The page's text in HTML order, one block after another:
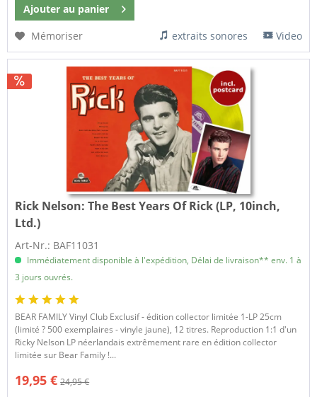
Ajouter au panier
Mémoriser
extraits sonores Video
Rick Nelson:The Best Years Of Rick (LP, 10inch,
Ltd.)
Art-Nr.: BAF11031
Immédiatement disponible à l'expédition, Délai de livraison** env. 1 à
3 jours ouvrés.
BEAR FAMILY Vinyl Club Exclusif - édition collector limitée 1-LP 25cm
(limité ? 500 exemplaires - vinyle jaune), 12 titres. Reproduction 1:1 d'un
Ricky Nelson LP néerlandais extrêmement rare en édition collector
limitée sur Bear Family !...
19,95 € 24,95 €